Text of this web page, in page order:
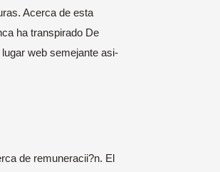
Acerca de esta
ha transpirado De
lugar web semejante asi­
de remuneracii?n. El